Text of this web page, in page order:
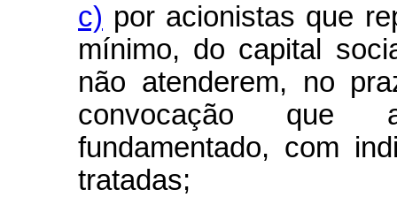
c) por acionistas que
mínimo, do capital
não atenderem, no
convocação que
fundamentado, com
tratadas;